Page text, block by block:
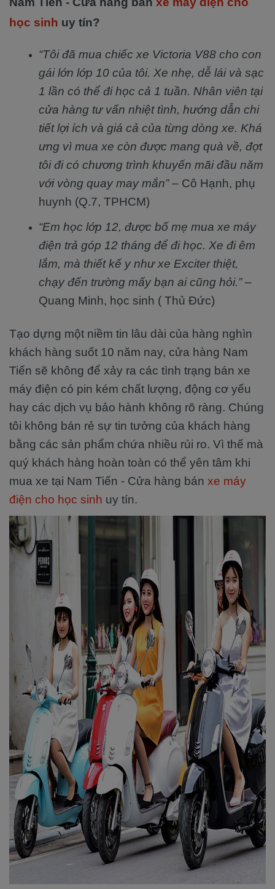
học sinh uy tín?
“Tôi đã mua chiếc xe Victoria V88 cho con
gái lớn lớp 10 của tôi. Xe nhẹ, dễ lái và sạc
1 lần có thể đi học cả 1 tuần. Nhân viên tại
cửa hàng tư vấn nhiệt tình, hướng dẫn chi
tiết lợi ích và giá cả của từng dòng xe. Khá
ưng vì mua xe còn được mang quà về, đợt
tôi đi có chương trình khuyến mãi đầu năm
với vòng quay may mắn”– Cô Hạnh, phụ
huynh (Q.7, TPHCM)
“Em học lớp 12, được bố mẹ mua xe máy
điện trả góp 12 tháng để đi học. Xe đi êm
lắm, mà thiết kế y như xe Exciter thiệt,
chạy đến trường mấy bạn ai cũng hỏi.”–
Quang Minh, học sinh ( Thủ Đức)
Tạo dựng một niềm tin lâu dài của hàng nghìn
khách hàng suốt 10 năm nay, cửa hàng Nam
Tiến sẽ không để xảy ra các tình trạng bán xe
máy điện có pin kém chất lượng, động cơ yếu
hay các dịch vụ bảo hành không rõ ràng. Chúng
tôi không bán rẻ sự tin tưởng của khách hàng
bằng các sản phẩm chứa nhiều rủi ro. Vì thế mà
quý khách hàng hoàn toàn có thể yên tâm khi
mua xe tại Nam Tiến - Cửa hàng bán xe máy
điện cho học sinh uy tín.